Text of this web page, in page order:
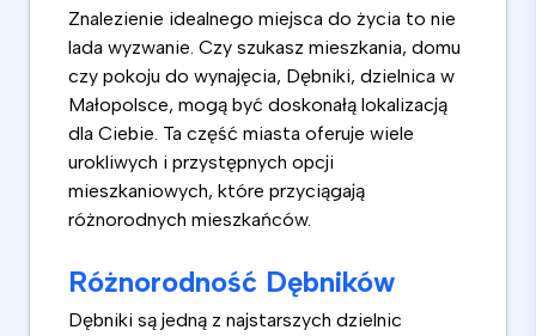
Znalezienie idealnego miejsca do życia to nie
lada wyzwanie. Czy szukasz mieszkania, domu
czy pokoju do wynajęcia, Dębniki, dzielnica w
Małopolsce, mogą być doskonałą lokalizacją
dla Ciebie. Ta część miasta oferuje wiele
urokliwych i przystępnych opcji
mieszkaniowych, które przyciągają
różnorodnych mieszkańców.
Różnorodność Dębników
Dębniki są jedną z najstarszych dzielnic